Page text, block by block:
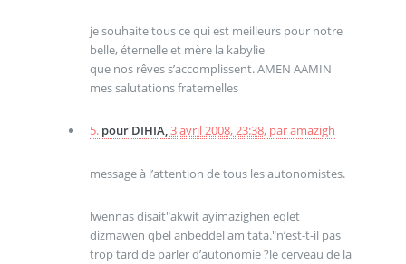
je souhaite tous ce qui est meilleurs pour notre
belle, éternelle et mère la kabylie
que nos rêves s’accomplissent. AMEN AAMIN
mes salutations fraternelles
5. pour DIHIA,3 avril 2008, 23:38, paramazigh
message à l’attention de tous les autonomistes.
lwennas disait"akwit ayimazighen eqlet
dizmawen qbel anbeddel am tata."n’est-t-il pas
trop tard de parler d’autonomie ?le cerveau de la